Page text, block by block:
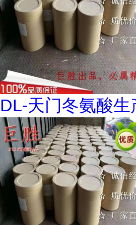
DL-天门冬氨酸生